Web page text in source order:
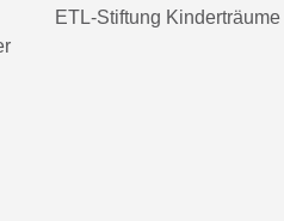
ETL-Stiftung Kinderträume